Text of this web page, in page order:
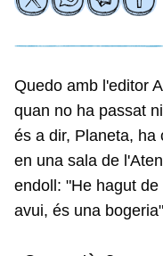
Quedo amb l'editor
quan no ha passat
és a dir, Planeta, ha
en una sala de
endoll: "He hagut
avui, és una